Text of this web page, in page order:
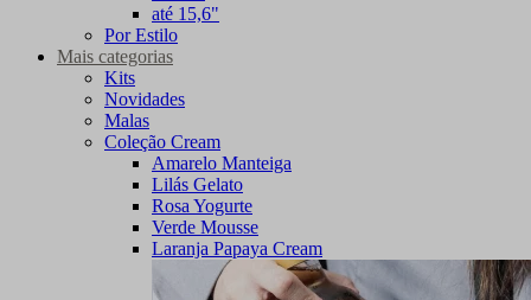
até 15,6"
Por Estilo
Mais categorias
Kits
Novidades
Malas
Coleção Cream
Amarelo Manteiga
Lilás Gelato
Rosa Yogurte
Verde Mousse
Laranja Papaya Cream